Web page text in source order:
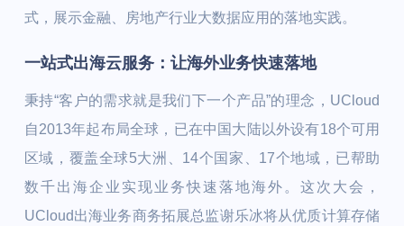
式，展示金融、房地产行业大数据应用的落地实践。
一站式出海云服务：让海外业务快速落地
秉持“客户的需求就是我们下一个产品”的理念，UCloud
自2013年起布局全球，已在中国大陆以外设有18个可用
区域，覆盖全球5大洲、14个国家、17个地域，已帮助
数千出海企业实现业务快速落地海外。这次大会，
UCloud出海业务商务拓展总监谢乐冰将从优质计算存储